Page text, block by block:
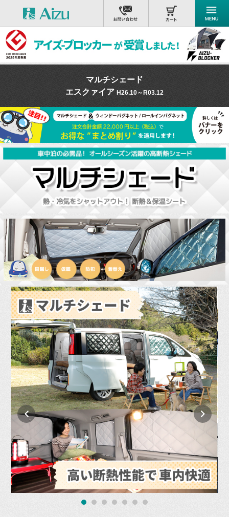
マルチシェード
エスクァイア H26.10～R03.12